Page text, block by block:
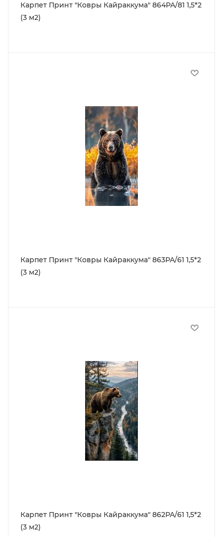
Карпет Принт "Ковры Кайраккума" 864PA/81 1,5*2
(3 м2)
Карпет Принт "Ковры Кайраккума" 863PA/61 1,5*2
(3 м2)
Карпет Принт "Ковры Кайраккума" 862PA/61 1,5*2
(3 м2)